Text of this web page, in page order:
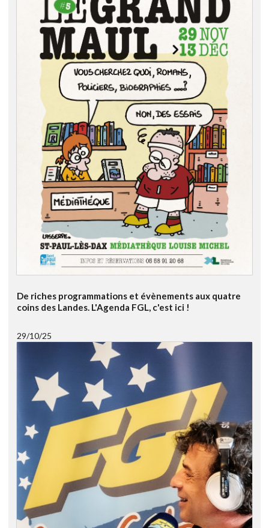
De riches programmations et évènements aux quatre
coins des Landes. L'Agenda FGL, c'est ici !
29/10/25